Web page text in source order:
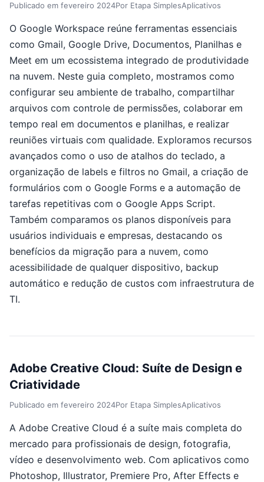
Publicado em fevereiro 2024Por Etapa SimplesAplicativos
O Google Workspace reúne ferramentas essenciais
como Gmail, Google Drive, Documentos, Planilhas e
Meet em um ecossistema integrado de produtividade
na nuvem. Neste guia completo, mostramos como
configurar seu ambiente de trabalho, compartilhar
arquivos com controle de permissões, colaborar em
tempo real em documentos e planilhas, e realizar
reuniões virtuais com qualidade. Exploramos recursos
avançados como o uso de atalhos do teclado, a
organização de labels e filtros no Gmail, a criação de
formulários com o Google Forms e a automação de
tarefas repetitivas com o Google Apps Script.
Também comparamos os planos disponíveis para
usuários individuais e empresas, destacando os
benefícios da migração para a nuvem, como
acessibilidade de qualquer dispositivo, backup
automático e redução de custos com infraestrutura de
TI.
Adobe Creative Cloud: Suíte de Design e
Criatividade
Publicado em fevereiro 2024Por Etapa SimplesAplicativos
A Adobe Creative Cloud é a suíte mais completa do
mercado para profissionais de design, fotografia,
vídeo e desenvolvimento web. Com aplicativos como
Photoshop, Illustrator, Premiere Pro, After Effects e